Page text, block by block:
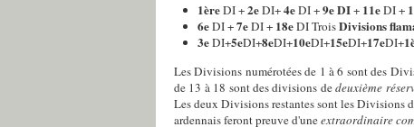
1èreDI +2eDI+4eDI +9e DI+ 11eDI +
6eDI +7eDI + 18eDITroisDivisions
3eDI+5eDI+8eDI+10eDI+15eDI+17eDI+1
Les Divisions numérotées de 1 à 6 sont des
de 13 à 18 sont des divisions dedeuxième
Les deux Divisions restantes sont les Divisions
ardennais feront preuve d'uneextraordinaire